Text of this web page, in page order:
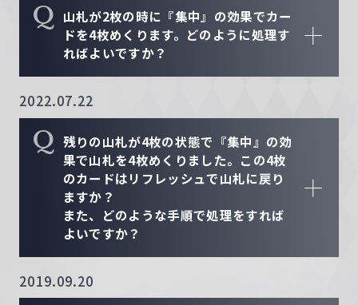
Q 山札が2枚の時に『集中』の効果でカー
ドを4枚めくります。どのように処理す
ればよいですか？
2022.07.22
Q 残りの山札が4枚の状態で『集中』の効
果で山札を4枚めくりました。この4枚
のカードはリフレッシュで山札に戻り
ますか？
また、どのような手順で処理をすれば
よいですか？
2019.09.20